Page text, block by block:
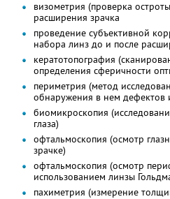
визометрия (проверка
расширения зрачка
проведение субъективной
набора линз до и после
кератотопография
определения сферичности
периметрия (метод
обнаружения в нем дефектов
биомикроскопия
глаза)
офтальмоскопия (осмотр
зрачке)
офтальмоскопия (осмотр
использованием линзы
пахиметрия (измерение